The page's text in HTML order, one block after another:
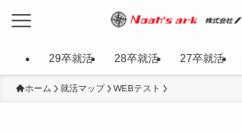
29卒就活 28卒就活 27卒就活
ホーム 就活マップ WEBテスト